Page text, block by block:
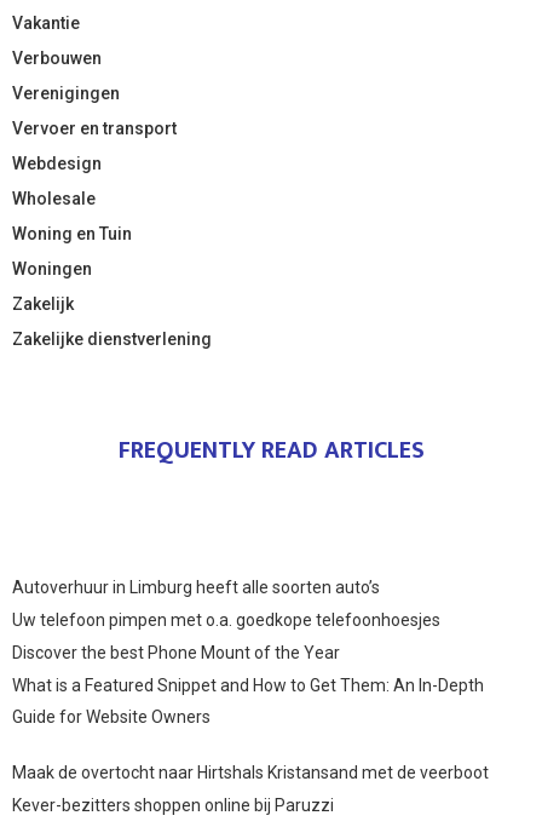
Vakantie
Verbouwen
Verenigingen
Vervoer en transport
Webdesign
Wholesale
Woning en Tuin
Woningen
Zakelijk
Zakelijke dienstverlening
FREQUENTLY READ ARTICLES
Autoverhuur in Limburg heeft alle soorten auto’s
Uw telefoon pimpen met o.a. goedkope telefoonhoesjes
Discover the best Phone Mount of the Year
What is a Featured Snippet and How to Get Them: An In-Depth
Guide for Website Owners
Maak de overtocht naar Hirtshals Kristansand met de veerboot
Kever-bezitters shoppen online bij Paruzzi